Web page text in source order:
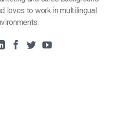
loves to work in multilingual